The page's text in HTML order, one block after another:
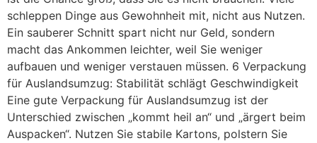
schleppen Dinge aus Gewohnheit mit, nicht aus Nutzen.
Ein sauberer Schnitt spart nicht nur Geld, sondern
macht das Ankommen leichter, weil Sie weniger
aufbauen und weniger verstauen müssen. 6 Verpackung
für Auslandsumzug: Stabilität schlägt Geschwindigkeit
Eine gute Verpackung für Auslandsumzug ist der
Unterschied zwischen „kommt heil an“ und „ärgert beim
Auspacken“. Nutzen Sie stabile Kartons, polstern Sie